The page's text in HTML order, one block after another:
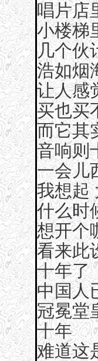
唱片店
小楼梯
几个伙
浩如烟
让人感
买也买
而它其
音响则
一会儿
我想起
什么时
想开个
看来此
十年了
中国人
冠冕堂
十年
难道这